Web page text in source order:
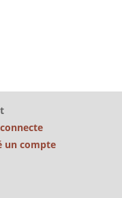
un compte